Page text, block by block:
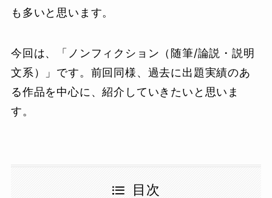
も多いと思います。
今回は、「ノンフィクション（随筆/論説・説明
文系）」です。前回同様、過去に出題実績のあ
る作品を中心に、紹介していきたいと思いま
す。
目次